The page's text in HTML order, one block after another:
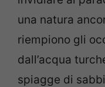
una natura
riempiono gli
dall’acqua
spiagge di